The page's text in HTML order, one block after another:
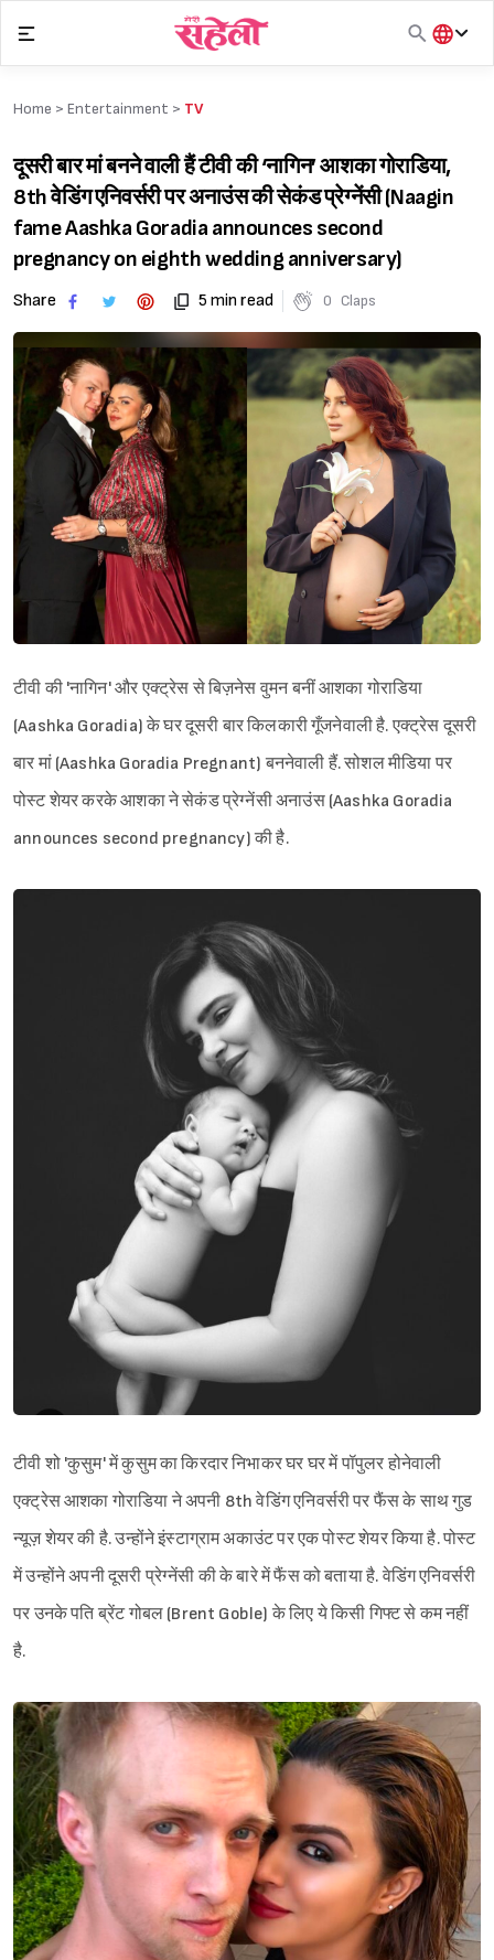
content
हिंदी
Home > Entertainment > TV
दूसरी बार मां बनने वाली हैं टीवी की ‘नागिन’ आशका गोराडिया,
8th वेडिंग एनिवर्सरी पर अनाउंस की सेकंड प्रेग्नेंसी (Naagin
fame Aashka Goradia announces second
pregnancy on eighth wedding anniversary)
Share 5 min read 0 Claps
टीवी की 'नागिन' और एक्ट्रेस से बिज़नेस वुमन बनीं आशका गोराडिया
(Aashka Goradia) के घर दूसरी बार किलकारी गूँजनेवाली है. एक्ट्रेस दूसरी
बार मां (Aashka Goradia Pregnant) बननेवाली हैं. सोशल मीडिया पर
पोस्ट शेयर करके आशका ने सेकंड प्रेग्नेंसी अनाउंस (Aashka Goradia
announces second pregnancy) की है.
टीवी शो 'कुसुम' में कुसुम का किरदार निभाकर घर घर में पॉपुलर होनेवाली
एक्ट्रेस आशका गोराडिया ने अपनी 8th वेडिंग एनिवर्सरी पर फैंस के साथ गुड
न्यूज़ शेयर की है. उन्होंने इंस्टाग्राम अकाउंट पर एक पोस्ट शेयर किया है. पोस्ट
में उन्होंने अपनी दूसरी प्रेग्नेंसी की के बारे में फैंस को बताया है. वेडिंग एनिवर्सरी
पर उनके पति ब्रेंट गोबल (Brent Goble) के लिए ये किसी गिफ्ट से कम नहीं
है.